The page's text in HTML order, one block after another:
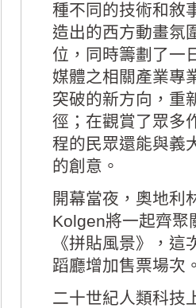
種不同的技術和敘
造出的西方動畫氛
位，同時籌劃了一
媒體之相關產業專
突破的新方向，重
徑；在觀賞了眾多
程的民眾還能與義
的創意。
開幕當夜，奧地利
Kolgen將一起齊聚
《拼貼風景》，
蹈廳增加售票場次
二十世紀人類科技